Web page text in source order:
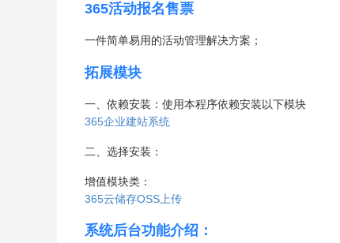
365活动报名售票
一件简单易用的活动管理解决方案；
拓展模块
一、依赖安装：使用本程序依赖安装以下模块
365企业建站系统
二、选择安装：
增值模块类：
365云储存OSS上传
系统后台功能介绍：